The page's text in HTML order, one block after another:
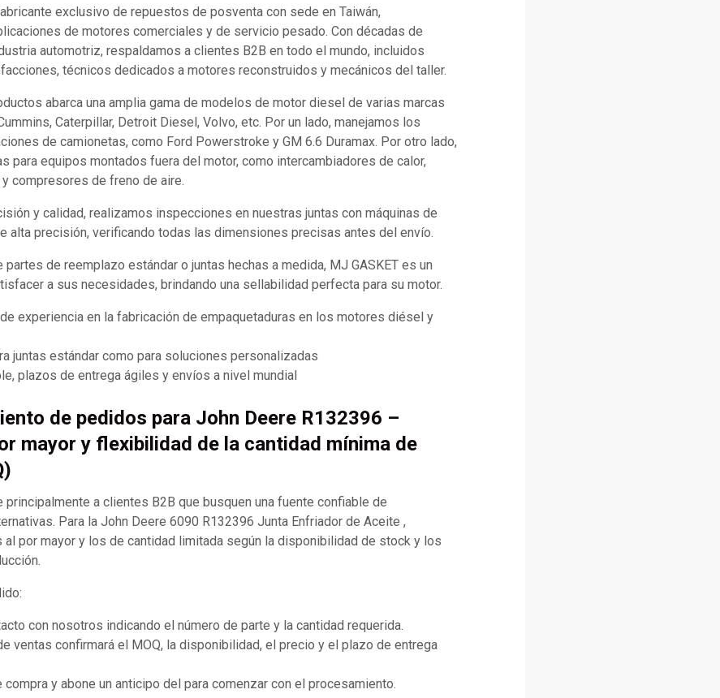
exclusivo de repuestos de posventa con sede en Taiwán,
de motores comerciales y de servicio pesado. Con décadas de
automotriz, respaldamos a clientes B2B en todo el mundo, incluidos
técnicos dedicados a motores reconstruidos y mecánicos del taller.
abarca una amplia gama de modelos de motor diesel de varias marcas
Caterpillar, Detroit Diesel, Volvo, etc. Por un lado, manejamos los
de camionetas, como Ford Powerstroke y GM 6.6 Duramax. Por otro lado,
para equipos montados fuera del motor, como intercambiadores de calor,
compresores de freno de aire.
y calidad, realizamos inspecciones en nuestras juntas con máquinas de
alta precisión, verificando todas las dimensiones precisas antes del envío.
partes de reemplazo estándar o juntas hechas a medida, MJ GASKET es un
a sus necesidades, brindando una sellabilidad perfecta para su motor.
experiencia en la fabricación de empaquetaduras en los motores diésel y
juntas estándar como para soluciones personalizadas
plazos de entrega ágiles y envíos a nivel mundial
de pedidos para John Deere R132396 –
mayor y flexibilidad de la cantidad mínima de
principalmente a clientes B2B que busquen una fuente confiable de
Para la John Deere 6090 R132396 Junta Enfriador de Aceite ,
por mayor y los de cantidad limitada según la disponibilidad de stock y los
con nosotros indicando el número de parte y la cantidad requerida.
ventas confirmará el MOQ, la disponibilidad, el precio y el plazo de entrega
compra y abone un anticipo del para comenzar con el procesamiento.